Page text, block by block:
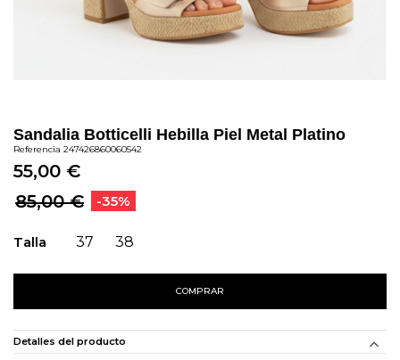
Sandalia Botticelli Hebilla Piel Metal Platino
Referencia 247426860060542
55,00 €
85,00 €
-35%
Talla 37 38
COMPRAR
Detalles del producto